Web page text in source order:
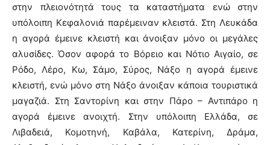
στην πλειονότητά τους τα καταστήματα ενώ στην
υπόλοιπη Κεφαλονιά παρέμειναν κλειστά. Στη Λευκάδα
η αγορά έμεινε κλειστή και άνοιξαν μόνο οι μεγάλες
αλυσίδες. Όσον αφορά το Βόρειο και Νότιο Αιγαίο, σε
Ρόδο, Λέρο, Κω, Σάμο, Σύρος, Νάξο η αγορά έμεινε
κλειστή, ενώ μόνο στη Νάξο άνοιξαν κάποια τουριστικά
μαγαζιά. Στη Σαντορίνη και στην Πάρο – Αντιπάρο η
αγορά έμεινε ανοιχτή. Στην υπόλοιπη Ελλάδα, σε
Λιβαδειά, Κομοτηνή, Καβάλα, Κατερίνη, Δράμα,